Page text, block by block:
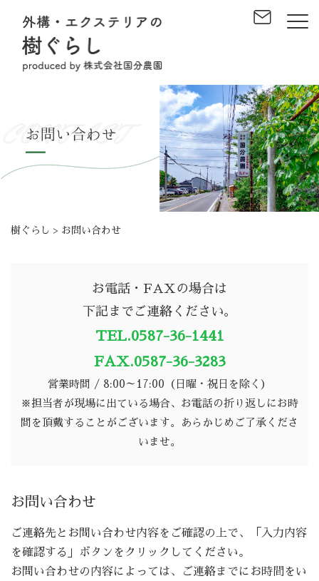
樹ぐらし > お問い合わせ
お電話・FAXの場合は
下記までご連絡ください。
TEL.0587-36-1441
FAX.0587-36-3283
営業時間 / 8:00～17:00（日曜・祝日を除く）
※担当者が現場に出ている場合、お電話の折り返しにお時
間を頂戴することがございます。あらかじめご了承くださ
いませ。
お問い合わせ
ご連絡先とお問い合わせ内容をご確認の上で、「入力内容
を確認する」ボタンをクリックしてください。
お問い合わせの内容によっては、ご連絡までにお時間をい